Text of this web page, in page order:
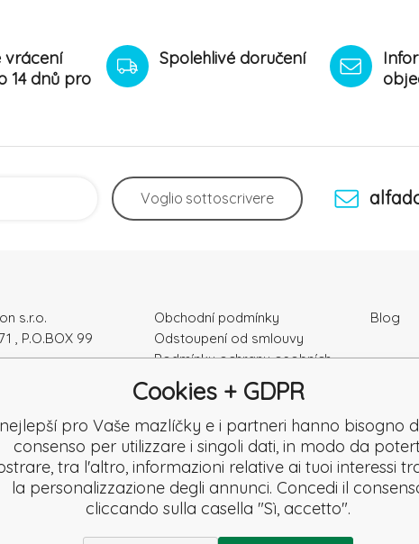
vrácení
14 dnů pro
Spolehlivé doručení
Voglio sottoscrivere
s.r.o.
, P.O.BOX 99
52010180
Obchodní podmínky
Odstoupení od smlouvy
Podmínky ochrany osobních
údajú
Kontakty
Záruka a Reklamace
Reklamační formulář
Denuncia
Revisione
Blog
Cookies + GDPR
pro Vaše mazlíčky e i partneri hanno bisogno
consenso per utilizzare i singoli dati, in modo da
tra l'altro, informazioni relative ai tuoi interessi
la personalizzazione degli annunci. Concedi il
cliccando sulla casella "Sì, accetto".